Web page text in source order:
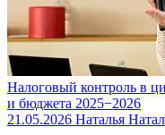
Налоговый контроль в
и бюджета 2025−2026
21.05.2026 Наталья